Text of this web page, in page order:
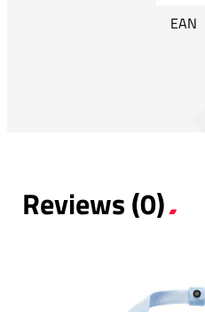
EAN
Reviews (0)